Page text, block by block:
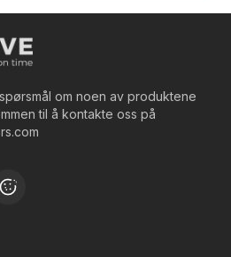
om noen av produktene
til å kontakte oss på